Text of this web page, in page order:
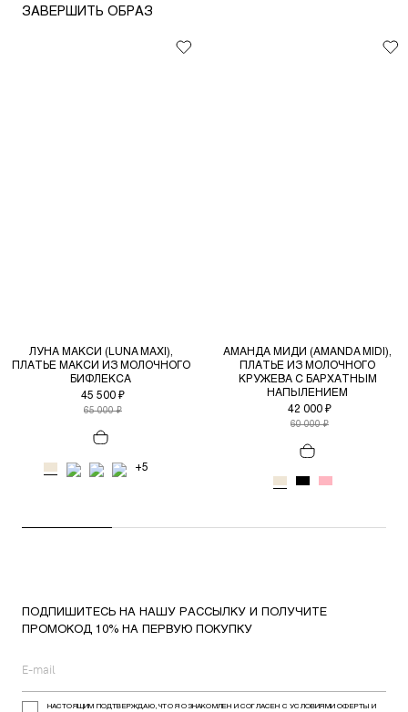
ЗАВЕРШИТЬ ОБРАЗ
ЛУНА МАКСИ (LUNA MAXI),
ПЛАТЬЕ МАКСИ ИЗ МОЛОЧНОГО
БИФЛЕКСА
45 500 ₽
65 000 ₽
+5
АМАНДА МИДИ (AMANDA MIDI),
ПЛАТЬЕ ИЗ МОЛОЧНОГО
КРУЖЕВА С БАРХАТНЫМ
НАПЫЛЕНИЕМ
42 000 ₽
60 000 ₽
ПОДПИШИТЕСЬ НА НАШУ РАССЫЛКУ И ПОЛУЧИТЕ
ПРОМОКОД 10% НА ПЕРВУЮ ПОКУПКУ
НАСТОЯЩИМ ПОДТВЕРЖДАЮ, ЧТО Я ОЗНАКОМЛЕН И СОГЛАСЕН С УСЛОВИЯМИ ОФЕРТЫ И